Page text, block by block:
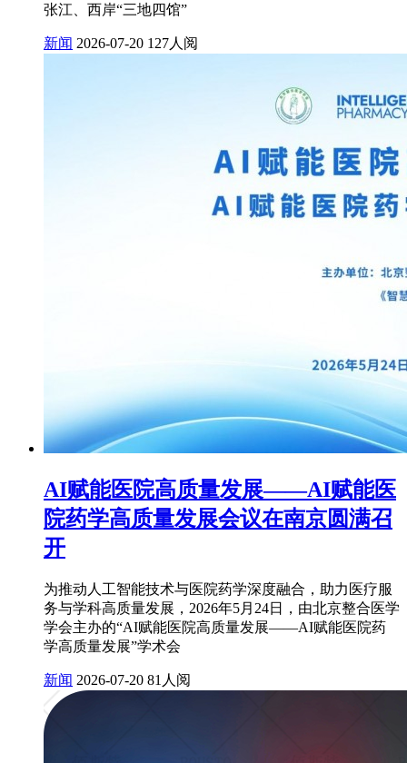
张江、西岸“三地四馆”
新闻 2026-07-20 127人阅
AI赋能医院高质量发展——AI赋能医
院药学高质量发展会议在南京圆满召
开
为推动人工智能技术与医院药学深度融合，助力医疗服
务与学科高质量发展，2026年5月24日，由北京整合医学
学会主办的“AI赋能医院高质量发展——AI赋能医院药
学高质量发展”学术会
新闻 2026-07-20 81人阅